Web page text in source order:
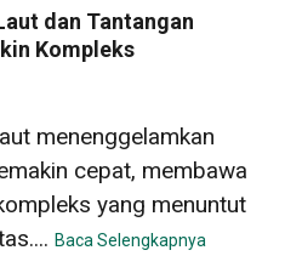
dan Tantangan
Kompleks
menenggelamkan
cepat, membawa
yang menuntut
Baca Selengkapnya